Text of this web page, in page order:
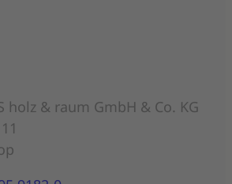
holz & raum GmbH & Co. KG